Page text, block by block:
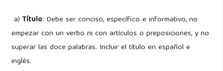
a) Título: Debe ser conciso, específico e informativo, no
empezar con un verbo ni con artículos o preposiciones, y no
superar las doce palabras. Incluir el título en español e
inglés.